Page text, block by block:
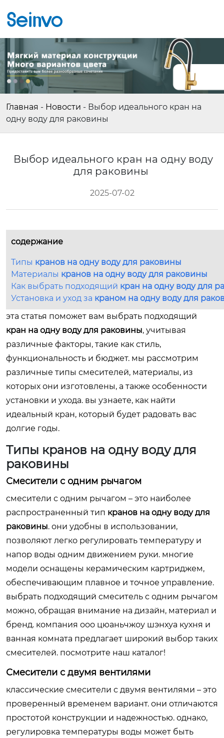
Главная - Новости - Выбор идеального кран на
одну воду для раковины
Выбор идеального кран на одну воду
для раковины
2025-07-02
содержание
Типы кранов на одну воду для раковины
Материалы кранов на одну воду для раковины
Как выбрать подходящий кран на одну воду для
Установка и уход за краном на одну воду для
эта статья поможет вам выбрать подходящий
кран на одну воду для раковины, учитывая
различные факторы, такие как стиль,
функциональность и бюджет. мы рассмотрим
различные типы смесителей, материалы, из
которых они изготовлены, а также особенности
установки и ухода. вы узнаете, как найти
идеальный кран, который будет радовать вас
долгие годы.
Типы кранов на одну воду для
раковины
Смесители с одним рычагом
смесители с одним рычагом – это наиболее
распространенный тип кранов на одну воду для
раковины. они удобны в использовании,
позволяют легко регулировать температуру и
напор воды одним движением руки. многие
модели оснащены керамическим картриджем,
обеспечивающим плавное и точное управление.
выбрать подходящий смеситель с одним рычагом
можно, обращая внимание на дизайн, материал и
бренд. компания ооо цюаньчжоу шэнхуа кухня и
ванная комната предлагает широкий выбор таких
смесителей. посмотрите наш каталог!
Смесители с двумя вентилями
классические смесители с двумя вентилями – это
проверенный временем вариант. они отличаются
простотой конструкции и надежностью. однако,
регулировка температуры воды может быть